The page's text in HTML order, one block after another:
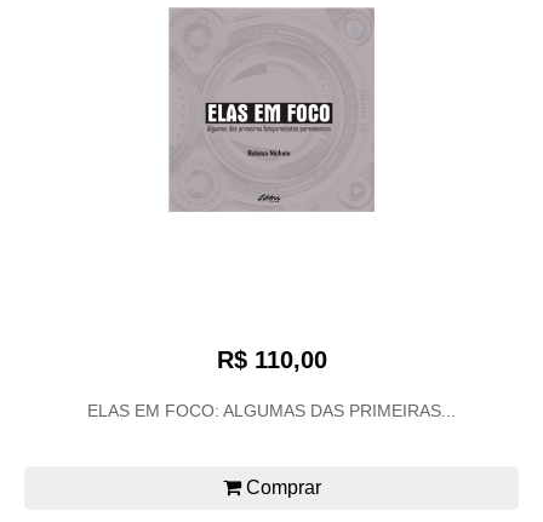
R$ 110,00
ELAS EM FOCO: ALGUMAS DAS PRIMEIRAS...
Comprar